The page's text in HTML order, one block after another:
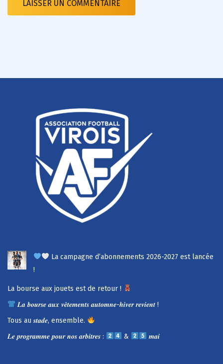
La campagne d’abonnements 2026-2027 est lancée
!
La bourse aux jouets est de retour !
𝑳𝒂 𝒃𝒐𝒖𝒓𝒔𝒆 𝒂𝒖𝒙 𝒗𝒆̂𝒕𝒆𝒎𝒆𝒏𝒕𝒔 𝒂𝒖𝒕𝒐𝒎𝒏𝒆-𝒉𝒊𝒗𝒆𝒓 𝒓𝒆𝒗𝒊𝒆𝒏𝒕 !
Tous au 𝒔𝒕𝒂𝒅𝒆, ensemble.
𝑳𝒆 𝒑𝒓𝒐𝒈𝒓𝒂𝒎𝒎𝒆 𝒑𝒐𝒖𝒓 𝒏𝒐𝒔 𝒂𝒓𝒃𝒊𝒕𝒓𝒆𝒔 :
& 𝒎𝒂𝒊